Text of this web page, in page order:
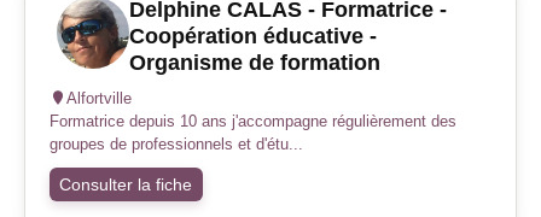
Delphine CALAS - Formatrice -
Coopération éducative -
Organisme de formation
Alfortville
Formatrice depuis 10 ans j'accompagne régulièrement des
groupes de professionnels et d'étu...
Consulter la fiche